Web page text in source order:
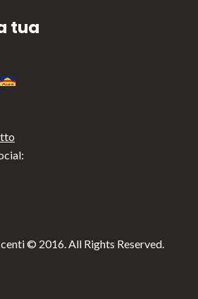
tua
© 2016. All Rights Reserved.